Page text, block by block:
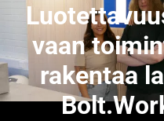
vaan
rakentaa